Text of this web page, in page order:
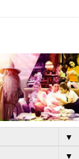
▼
▼